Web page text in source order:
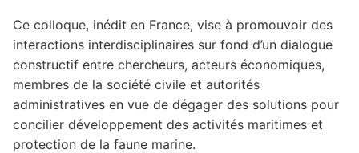
La gestion de l’eau par les personnes publiques.
Conciliation et conflits d’intérêts
Prévention et gestion des risques hydrologiques
à l’aune de la recomposition des compétences en
droit administratif
Droit des étrangers
Droit international
Droit pénal
Entreprises et sûretés
Ce colloque, inédit en France, vise à promouvoir des
interactions interdisciplinaires sur fond d’un dialogue
constructif entre chercheurs, acteurs économiques,
membres de la société civile et autorités
administratives en vue de dégager des solutions pour
concilier développement des activités maritimes et
protection de la faune marine.